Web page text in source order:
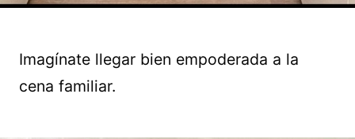
Imagínate llegar bien empoderada a la
cena familiar.